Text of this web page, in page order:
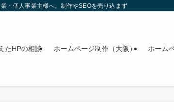
・個人事業主様へ。制作やSEOを売り込まず、今のWebを整
たHPの相談 ホームページ制作（大阪） ホーム